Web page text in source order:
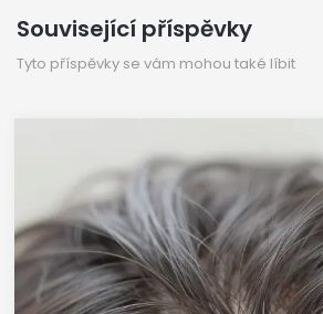
Související příspěvky
Tyto příspěvky se vám mohou také líbit